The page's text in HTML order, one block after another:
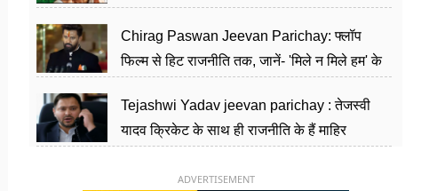
Chirag Paswan Jeevan Parichay: फ्लॉप
फिल्म से हिट राजनीति तक, जानें- 'मिले न मिले हम' के
Tejashwi Yadav jeevan parichay : तेजस्वी
यादव क्रिकेट के साथ ही राजनीति के हैं माहिर
ADVERTISEMENT